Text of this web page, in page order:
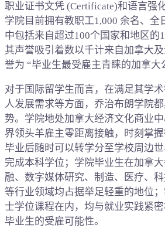
职业证书文凭 (Certificate)和语言强
学院目前拥有教职工1,000 余名、全
中包括来自超过100个国家和地区的
其声誉吸引着数以千计来自加拿大
誉为 “毕业生最受雇主青睐的加拿大
对于国际留学生而言，在满足其学
人发展需求等方面，乔治布朗学院
势。学院地处加拿大经济文化商业
界领头羊雇主零距离接触，时刻掌
毕业后随时可以转学分至学校周边
完成本科学位；学院毕业生在加拿
融、数字媒体研究、制造、医疗、
等行业领域均占据举足轻重的地位
士学位课程在内，均与就业实践紧
毕业生的受雇可能性。